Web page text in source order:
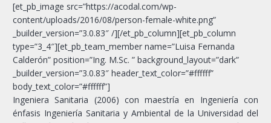
[et_pb_image src=”https://acodal.com/wp-
content/uploads/2016/08/person-female-white.png”
_builder_version=”3.0.83″ /][/et_pb_column][et_pb_column
type=”3_4″][et_pb_team_member name=”Luisa Fernanda
Calderón” position=”Ing. M.Sc. ” background_layout=”dark”
_builder_version=”3.0.83″ header_text_color=”#ffffff”
body_text_color=”#ffffff”]
Ingeniera Sanitaria (2006) con maestría en Ingeniería con
énfasis Ingeniería Sanitaria y Ambiental de la Universidad del